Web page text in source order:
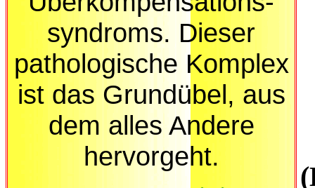
syndroms. Dieser
pathologische Komplex
ist das Grundübel, aus
dem alles Andere
hervorgeht.